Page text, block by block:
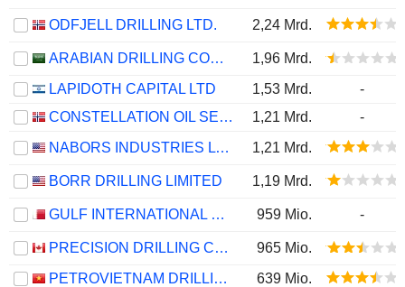
ODFJELL DRILLING LTD. 2,24 Mrd.
ARABIAN DRILLING COMPANY
1,96 Mrd.
LAPIDOTH CAPITAL LTD
1,53 Mrd.
-
CONSTELLATION OIL SERVICES HOLDING S.A.
1,21 Mrd.
-
NABORS INDUSTRIES LTD.
1,21 Mrd.
BORR DRILLING LIMITED 1,19 Mrd.
GULF INTERNATIONAL SERVICES Q.P.S.C. 959 Mio. -
PRECISION DRILLING CORPORATION
965 Mio.
PETROVIETNAM DRILLING AND WELL SERVICES CORPORATION
639 Mio.